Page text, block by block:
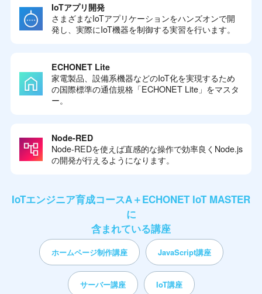
IoTアプリ開発
さまざまなIoTアプリケーションをハンズオンで開
発し、実際にIoT機器を制御する実習を行います。
ECHONET Lite
家電製品、設備系機器などのIoT化を実現するため
の国際標準の通信規格「ECHONET Lite」をマスタ
ー。
Node-RED
Node-REDを使えば直感的な操作で効率良くNode.js
の開発が行えるようになります。
IoTエンジニア育成コースA＋ECHONET IoT MASTER
に
含まれている講座
ホームページ制作講座 JavaScript講座
サーバー講座 IoT講座